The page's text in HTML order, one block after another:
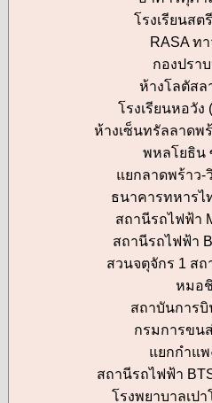
โรงเรียนสต
RASA ทา
กองปรา
ห้างโลตัสล
โรงเรียนหอวั
ห้างเซ็นทรัลลาดพ
พหลโยธิน
แยกลาดพร้าว-
ธนาคารทหารไ
สถานีรถไฟฟ้า
สถานีรถไฟฟ้า
สวนจตุจักร 1 สถ
หมอ
สถาบันการบิ
กรมการขน
แยกกำแพ
สถานีรถไฟฟ้า
โรงพยาบาลเปา